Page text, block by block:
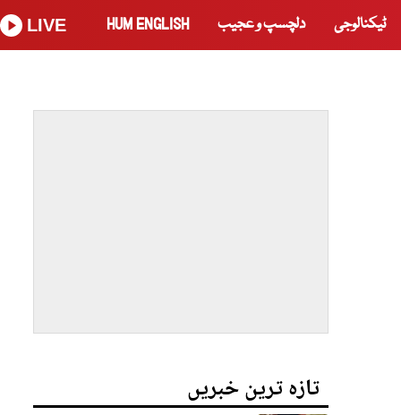
ٹیکنالوجی دلچسپ و عجیب HUM ENGLISH
LIVE
تازہ ترین خبریں